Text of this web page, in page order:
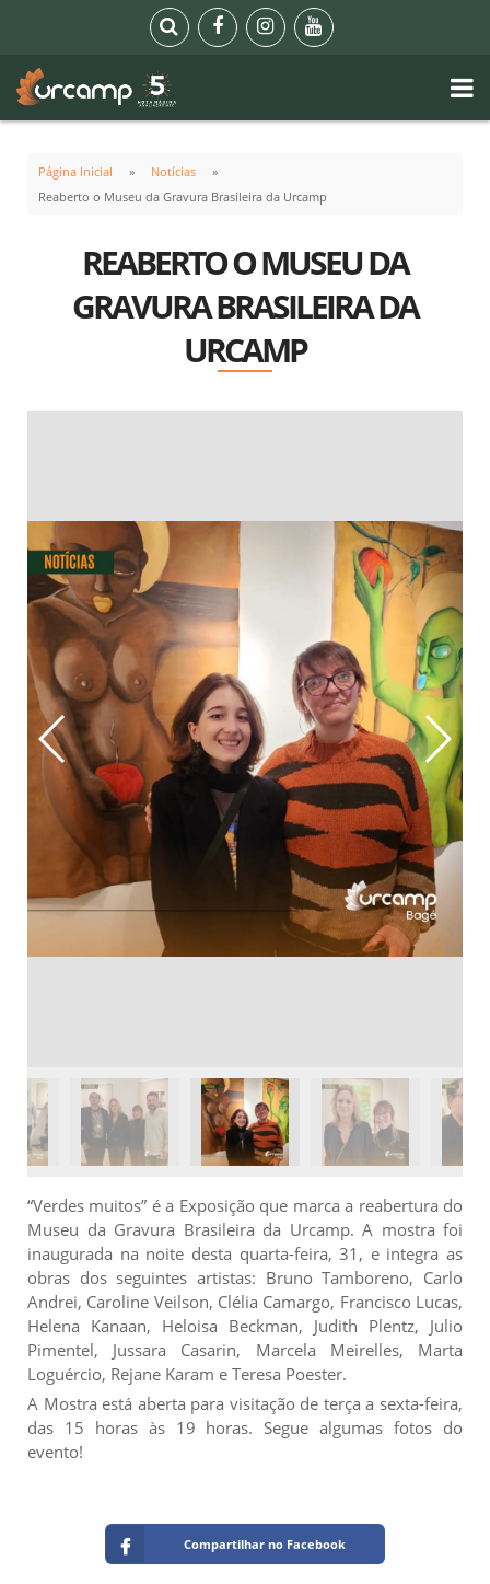
Página Inicial
Notícias
Reaberto o Museu da Gravura Brasileira da Urcamp
REABERTO O MUSEU DA
GRAVURA BRASILEIRA DA
URCAMP
“Verdes muitos” é a Exposição que marca a reabertura do
Museu da Gravura Brasileira da Urcamp. A mostra foi
inaugurada na noite desta quarta-feira, 31, e integra as
obras dos seguintes artistas: Bruno Tamboreno, Carlo
Andrei, Caroline Veilson, Clélia Camargo, Francisco Lucas,
Helena Kanaan, Heloisa Beckman, Judith Plentz, Julio
Pimentel, Jussara Casarin, Marcela Meirelles, Marta
Loguércio, Rejane Karam e Teresa Poester.
A Mostra está aberta para visitação de terça a sexta-feira,
das 15 horas às 19 horas. Segue algumas fotos do
evento!
Compartilhar no Facebook